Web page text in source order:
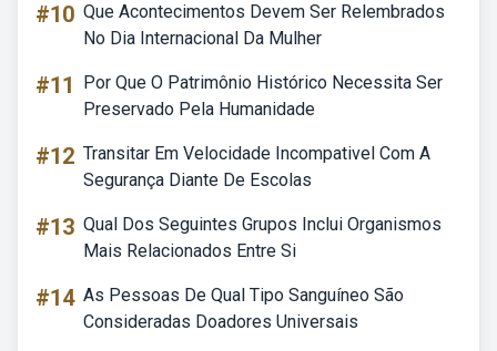
#10 Que Acontecimentos Devem Ser Relembrados
No Dia Internacional Da Mulher
#11
Por Que O Patrimônio Histórico Necessita Ser
Preservado Pela Humanidade
#12 Transitar Em Velocidade Incompativel Com A
Segurança Diante De Escolas
#13 Qual Dos Seguintes Grupos Inclui Organismos
Mais Relacionados Entre Si
#14 As Pessoas De Qual Tipo Sanguíneo São
Consideradas Doadores Universais